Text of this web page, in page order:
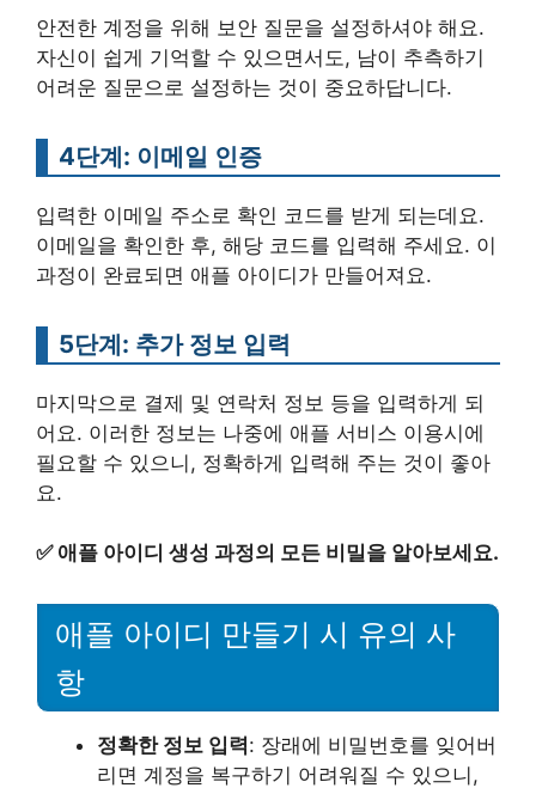
안전한 계정을 위해 보안 질문을 설정하셔야 해요.
자신이 쉽게 기억할 수 있으면서도, 남이 추측하기
어려운 질문으로 설정하는 것이 중요하답니다.
4단계: 이메일 인증
입력한 이메일 주소로 확인 코드를 받게 되는데요.
이메일을 확인한 후, 해당 코드를 입력해 주세요. 이
과정이 완료되면 애플 아이디가 만들어져요.
5단계: 추가 정보 입력
마지막으로 결제 및 연락처 정보 등을 입력하게 되
어요. 이러한 정보는 나중에 애플 서비스 이용시에
필요할 수 있으니, 정확하게 입력해 주는 것이 좋아
요.
✅ 애플 아이디 생성 과정의 모든 비밀을 알아보세요.
애플 아이디 만들기 시 유의 사
항
정확한 정보 입력: 장래에 비밀번호를 잊어버
리면 계정을 복구하기 어려워질 수 있으니,